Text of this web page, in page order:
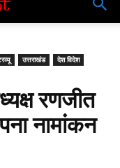
उत्तराखंड
देश विदेश
रणजीत
नामांकन